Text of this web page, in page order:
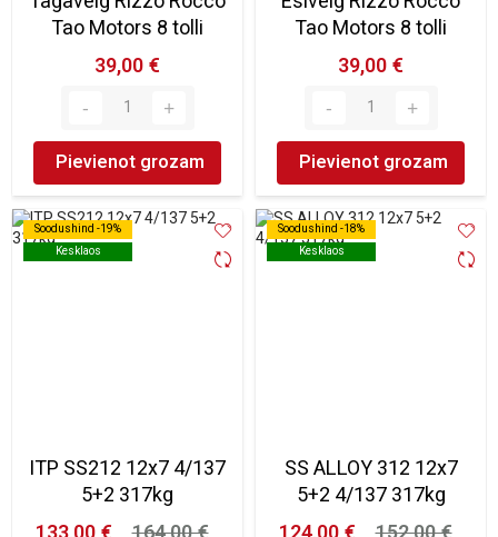
Tao Motors 8 tolli
39,00 €
Pievienot grozam
Tao Motors 8 tolli
39,00 €
Pievienot grozam
Soodushind -19%
Kesklaos
Soodushind -19%
Kesklaos
ITP SS212 12x7 4/137
5+2 317kg
Soodushind -18%
Kesklaos
Soodushind -18%
Kesklaos
SS ALLOY 312 12x7
5+2 4/137 317kg